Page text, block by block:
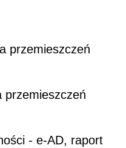
przemieszczeń
przemieszczeń
- e-AD, raport